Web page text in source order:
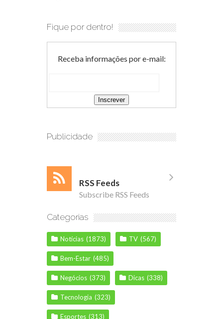
Fique por dentro!
Receba informações por e-mail:
Publicidade
RSS Feeds
Subscribe RSS Feeds
Categorias
Notícias (1873) TV (567)
Bem-Estar (485)
Negócios (373) Dicas (338)
Tecnologia (323)
Esportes (313)